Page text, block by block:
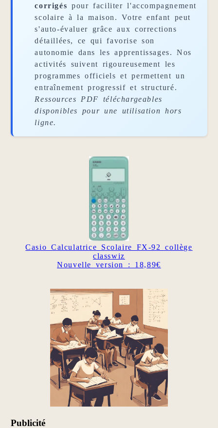
corrigés pour faciliter l'accompagnement
scolaire à la maison. Votre enfant peut
s'auto-évaluer grâce aux corrections
détaillées, ce qui favorise son
autonomie dans les apprentissages. Nos
activités suivent rigoureusement les
programmes officiels et permettent un
entraînement progressif et structuré.
Ressources PDF téléchargeables
disponibles pour une utilisation hors
ligne.
Casio Calculatrice Scolaire FX-92 collège
classwiz
Nouvelle version : 18,89€
Publicité